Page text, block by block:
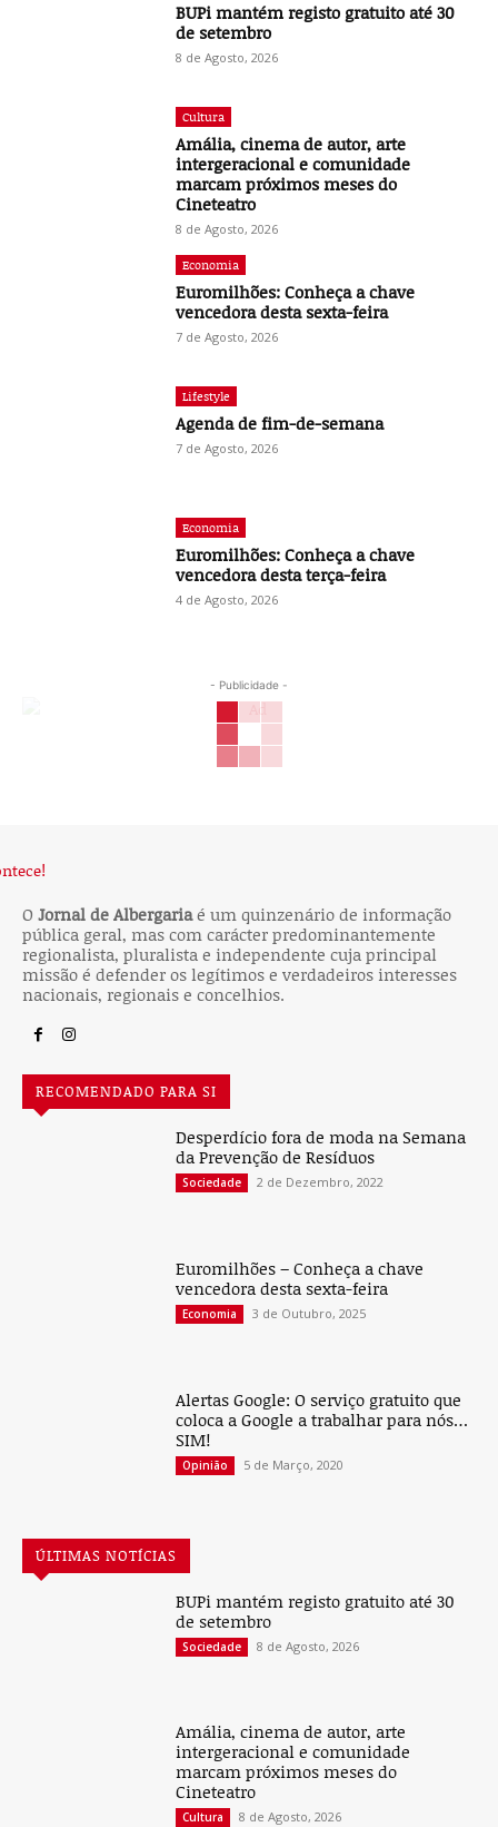
BUPi mantém registo gratuito até 30
de setembro
8 de Agosto, 2026
Cultura
Amália, cinema de autor, arte
intergeracional e comunidade
marcam próximos meses do
Cineteatro
8 de Agosto, 2026
Economia
Euromilhões: Conheça a chave
vencedora desta sexta-feira
7 de Agosto, 2026
Lifestyle
Agenda de fim-de-semana
7 de Agosto, 2026
Economia
Euromilhões: Conheça a chave
vencedora desta terça-feira
4 de Agosto, 2026
- Publicidade -
O Jornal de Albergariaé um quinzenário de informação
pública geral, mas com carácter predominantemente
regionalista, pluralista e independente cuja principal
missão é defender os legítimos e verdadeiros interesses
nacionais, regionais e concelhios.
RECOMENDADO PARA SI
Desperdício fora de moda na Semana
da Prevenção de Resíduos
Sociedade 2 de Dezembro, 2022
Euromilhões – Conheça a chave
vencedora desta sexta-feira
Economia 3 de Outubro, 2025
Alertas Google: O serviço gratuito que
coloca a Google a trabalhar para nós…
SIM!
Opinião 5 de Março, 2020
ÚLTIMAS NOTÍCIAS
BUPi mantém registo gratuito até 30
de setembro
Sociedade 8 de Agosto, 2026
Amália, cinema de autor, arte
intergeracional e comunidade
marcam próximos meses do
Cineteatro
Cultura 8 de Agosto, 2026